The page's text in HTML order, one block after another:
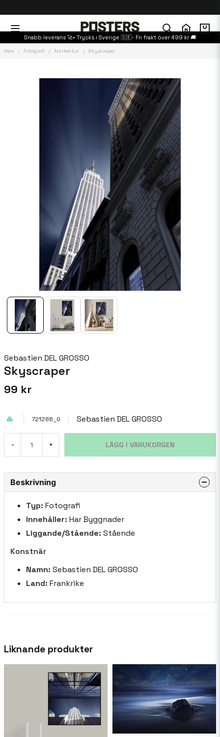
Snabb leverans 🚀• Trycks i Sverige 🇸🇪- Fri frakt över 499 kr 🚚
Hem Fotografi Arkitektur Skyscraper
Sebastien DEL GROSSO
Skyscraper
99 kr
721286_0 Sebastien DEL GROSSO
- + LÄGG I VARUKORGEN
Beskrivning
Typ: Fotografi
Innehåller: Har Byggnader
Liggande/Stående: Stående
Konstnär
Namn: Sebastien DEL GROSSO
Land: Frankrike
Liknande produkter